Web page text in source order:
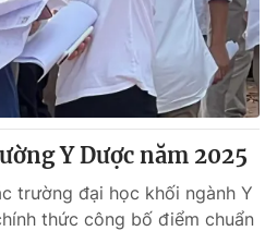
Y Dược năm 2025
trường đại học khối ngành Y
thức công bố điểm chuẩn